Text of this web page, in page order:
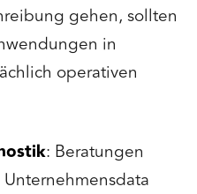
gehen, sollten
in
operativen
: Beratungen